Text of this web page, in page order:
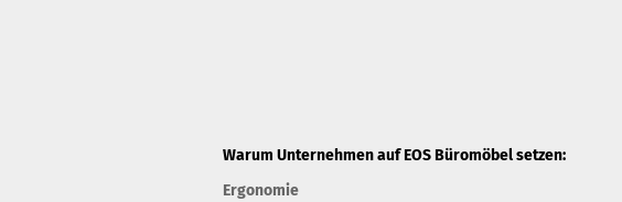
Warum Unternehmen auf EOS Büromöbel setzen:
Ergonomie